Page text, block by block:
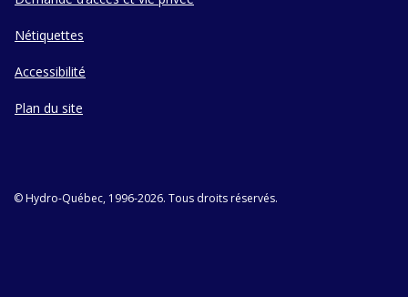
Nétiquettes
Accessibilité
Plan du site
© Hydro-Québec, 1996-2026. Tous droits réservés.